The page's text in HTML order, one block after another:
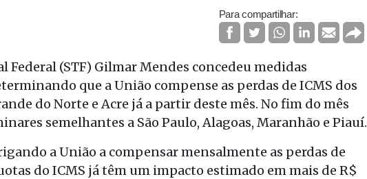
Para compartilhar:
(STF) Gilmar Mendes concedeu medidas
que a União compense as perdas de ICMS dos
do Norte e Acre já a partir deste mês. No fim do mês
semelhantes a São Paulo, Alagoas, Maranhão e Piauí.
a União a compensar mensalmente as perdas de
do ICMS já têm um impacto estimado em mais de R$